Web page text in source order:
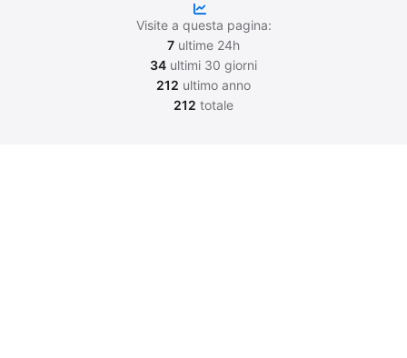
Visite a questa pagina:
7 ultime 24h
34 ultimi 30 giorni
212 ultimo anno
212 totale